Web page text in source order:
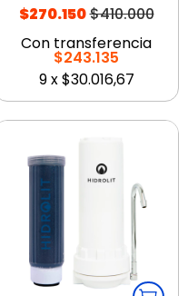
$270.150$410.000
Con transferencia
$243.135
9x$30.016,67